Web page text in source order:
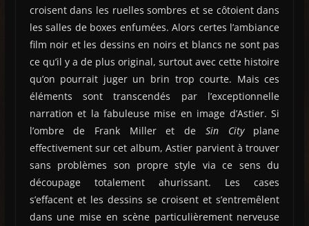
croisent dans les ruelles sombres et se côtoient dans
les salles de boxes enfumées. Alors certes l’ambiance
film noir et les dessins en noirs et blancs ne sont pas
ce qu’il y a de plus original, surtout avec cette histoire
qu’on pourrait juger un brin trop courte. Mais ces
éléments sont transcendés par l’exceptionnelle
narration et la fabuleuse mise en image d’Astier. Si
l’ombre de Frank Miller et de Sin Cityplane
effectivement sur cet album, Astier parvient à trouver
sans problèmes son propre style via ce sens du
découpage totalement ahurissant. Les cases
s’effacent et les dessins se croisent et s’entremêlent
dans une mise en scène particulièrement nerveuse